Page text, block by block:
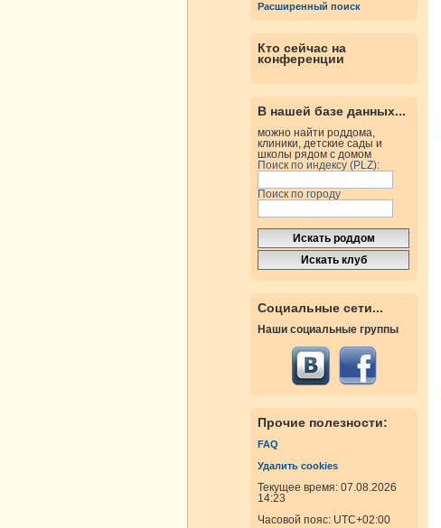
Расширенный поиск
Кто сейчас на
конференции
В нашей базе данных...
можно найти роддома,
клиники, детские сады и
школы рядом с домом
Поиск по индексу (PLZ):
Поиск по городу
Социальные сети...
Наши социальные группы
Прочие полезности:
FAQ
Удалить cookies
Текущее время: 07.08.2026
14:23
Часовой пояс: UTC+02:00